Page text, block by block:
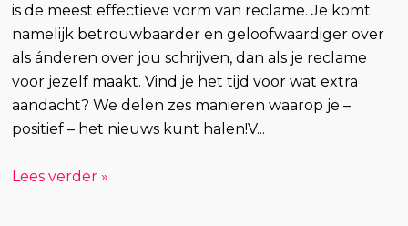
is de meest effectieve vorm van reclame. Je komt
namelijk betrouwbaarder en geloofwaardiger over
als ánderen over jou schrijven, dan als je reclame
voor jezelf maakt. Vind je het tijd voor wat extra
aandacht? We delen zes manieren waarop je –
positief – het nieuws kunt halen!V...
Lees verder »